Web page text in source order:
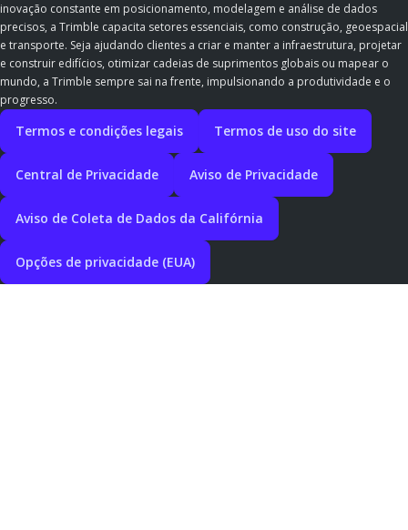
inovação constante em posicionamento, modelagem e análise de dados
precisos, a Trimble capacita setores essenciais, como construção, geoespacial
e transporte. Seja ajudando clientes a criar e manter a infraestrutura, projetar
e construir edifícios, otimizar cadeias de suprimentos globais ou mapear o
mundo, a Trimble sempre sai na frente, impulsionando a produtividade e o
progresso.
Termos e condições legais Termos de uso do site
Central de Privacidade Aviso de Privacidade
Aviso de Coleta de Dados da Califórnia
Opções de privacidade (EUA)